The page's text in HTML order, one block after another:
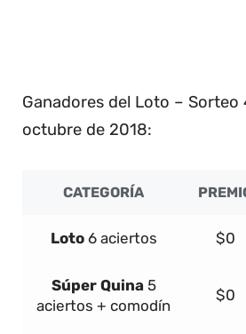
Ganadores del Loto – Sorteo
octubre de 2018:
CATEGORÍA
Loto 6 aciertos $0
Súper Quina 5
aciertos + comodín
$0